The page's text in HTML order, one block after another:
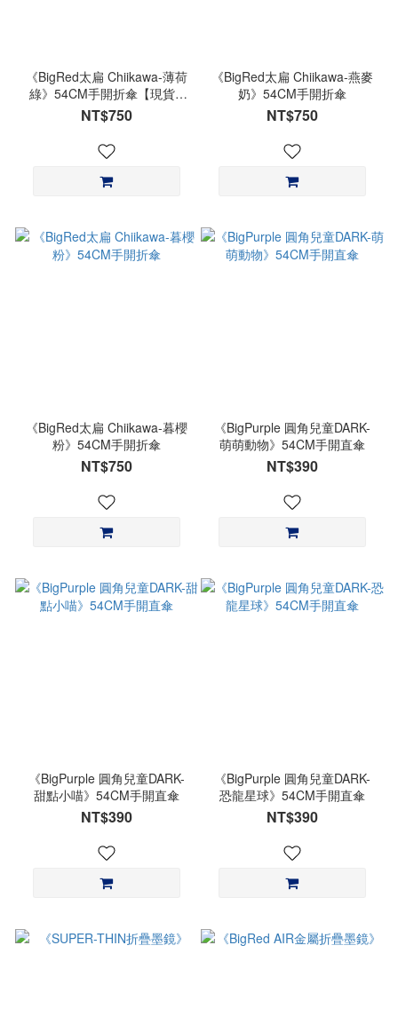
《BigRed太扁 Chiikawa-薄荷
綠》54CM手開折傘【現貨&
預購】
NT$750
《BigRed太扁 Chiikawa-燕麥
奶》54CM手開折傘
NT$750
《BigRed太扁 Chiikawa-暮櫻
粉》54CM手開折傘
NT$750
《BigPurple 圓角兒童DARK-
萌萌動物》54CM手開直傘
NT$390
《BigPurple 圓角兒童DARK-
甜點小喵》54CM手開直傘
NT$390
《BigPurple 圓角兒童DARK-
恐龍星球》54CM手開直傘
NT$390